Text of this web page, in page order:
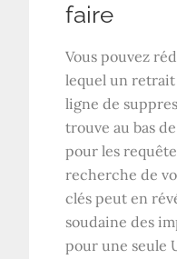
faire
Vous pouvez
lequel un retrait
ligne de
trouve au bas
pour les
recherche de
clés peut en
soudaine des
pour une seule